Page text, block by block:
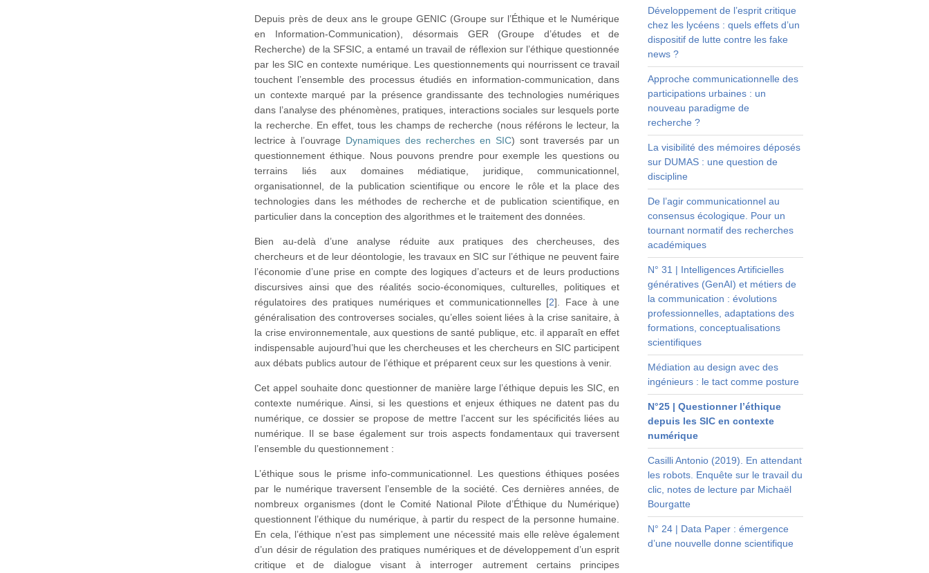
Depuis près de deux ans le groupe GENIC (Groupe sur l’Éthique et le Numérique
en Information-Communication), désormais GER (Groupe d’études et de
Recherche) de la SFSIC, a entamé un travail de réflexion sur l’éthique questionnée
par les SIC en contexte numérique. Les questionnements qui nourrissent ce travail
touchent l’ensemble des processus étudiés en information-communication, dans
un contexte marqué par la présence grandissante des technologies numériques
dans l’analyse des phénomènes, pratiques, interactions sociales sur lesquels porte
la recherche. En effet, tous les champs de recherche (nous référons le lecteur, la
lectrice à l’ouvrage Dynamiques des recherches en SIC) sont traversés par un
questionnement éthique. Nous pouvons prendre pour exemple les questions ou
terrains liés aux domaines médiatique, juridique, communicationnel,
organisationnel, de la publication scientifique ou encore le rôle et la place des
technologies dans les méthodes de recherche et de publication scientifique, en
particulier dans la conception des algorithmes et le traitement des données.
Bien au-delà d’une analyse réduite aux pratiques des chercheuses, des
chercheurs et de leur déontologie, les travaux en SIC sur l’éthique ne peuvent faire
l’économie d’une prise en compte des logiques d’acteurs et de leurs productions
discursives ainsi que des réalités socio-économiques, culturelles, politiques et
régulatoires des pratiques numériques et communicationnelles[2] . Face à une
généralisation des controverses sociales, qu’elles soient liées à la crise sanitaire, à
la crise environnementale, aux questions de santé publique, etc. il apparaît en effet
indispensable aujourd’hui que les chercheuses et les chercheurs en SIC participent
aux débats publics autour de l’éthique et préparent ceux sur les questions à venir.
Cet appel souhaite donc questionner de manière large l’éthique depuis les SIC, en
contexte numérique. Ainsi, si les questions et enjeux éthiques ne datent pas du
numérique, ce dossier se propose de mettre l’accent sur les spécificités liées au
numérique. Il se base également sur trois aspects fondamentaux qui traversent
l’ensemble du questionnement :
L’éthique sous le prisme info-communicationnel. Les questions éthiques posées
par le numérique traversent l’ensemble de la société. Ces dernières années, de
nombreux organismes (dont le Comité National Pilote d’Éthique du Numérique)
questionnent l’éthique du numérique, à partir du respect de la personne humaine.
En cela, l’éthique n’est pas simplement une nécessité mais elle relève également
d’un désir de régulation des pratiques numériques et de développement d’un esprit
critique et de dialogue visant à interroger autrement certains principes
Développement de l’esprit critique
chez les lycéens : quels effets d’un
dispositif de lutte contre les fake
news ?
Approche communicationnelle des
participations urbaines : un
nouveau paradigme de
recherche ?
La visibilité des mémoires déposés
sur DUMAS : une question de
discipline
De l’agir communicationnel au
consensus écologique. Pour un
tournant normatif des recherches
académiques
N° 31 | Intelligences Artificielles
génératives (GenAI) et métiers de
la communication : évolutions
professionnelles, adaptations des
formations, conceptualisations
scientifiques
Médiation au design avec des
ingénieurs : le tact comme posture
N°25 | Questionner l’éthique
depuis les SIC en contexte
numérique
Casilli Antonio (2019). En attendant
les robots. Enquête sur le travail du
clic, notes de lecture par Michaël
Bourgatte
N° 24 | Data Paper : émergence
d’une nouvelle donne scientifique